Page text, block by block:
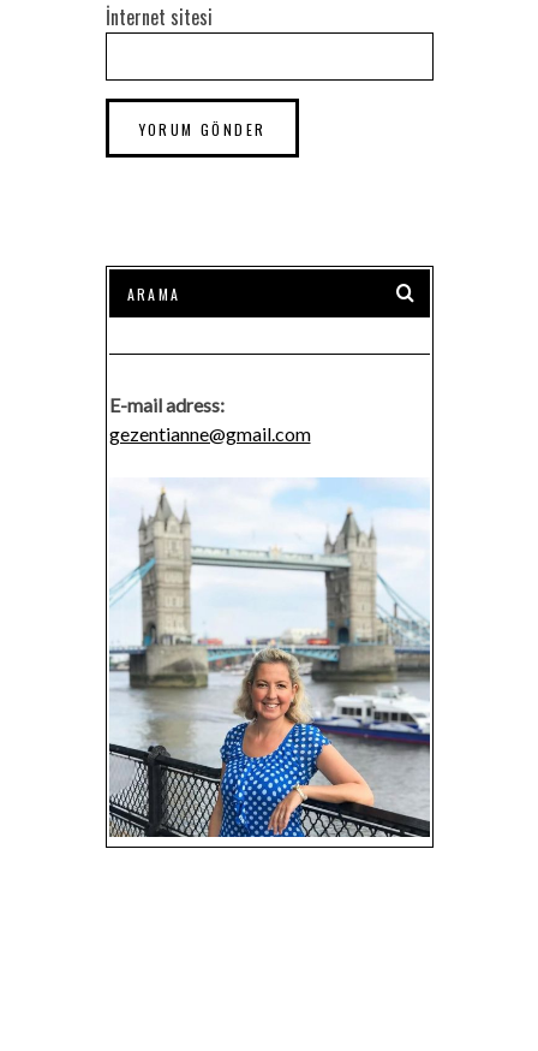
İnternet sitesi
E-mail adress:
gezentianne@gmail.com